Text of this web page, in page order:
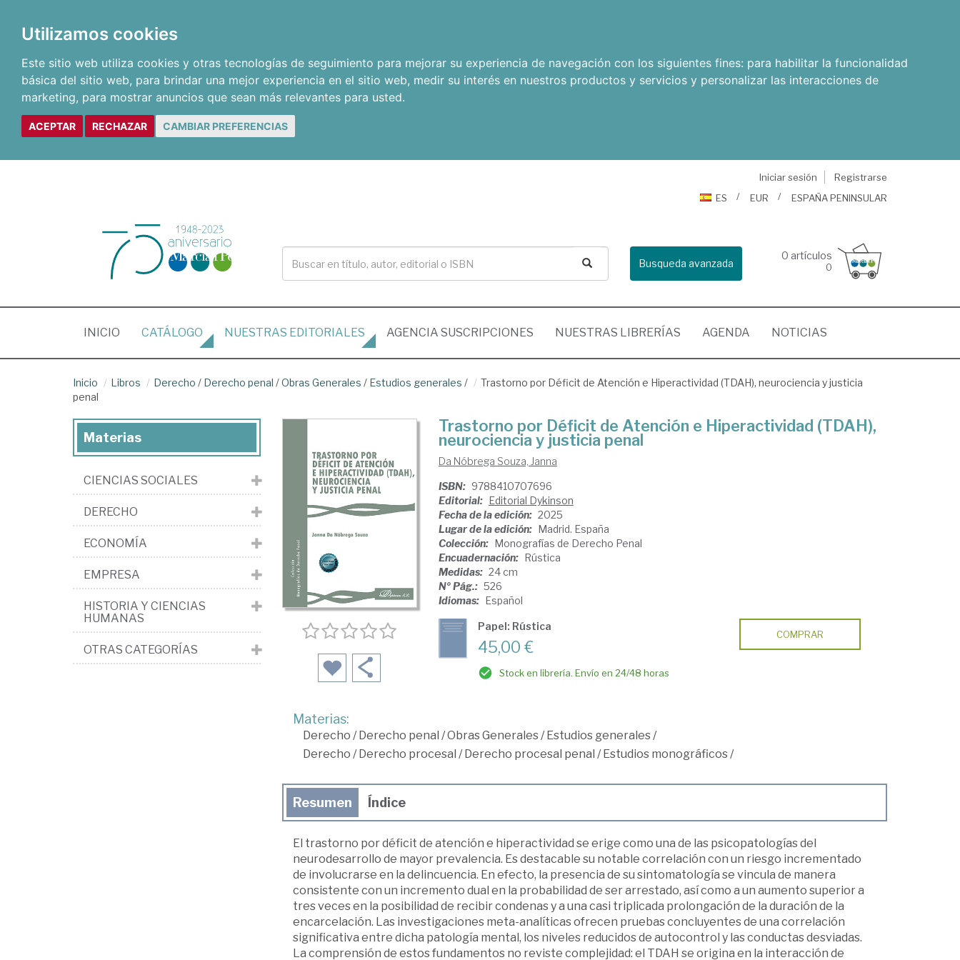
Utilizamos cookies
Este sitio web utiliza cookies y otras tecnologías de seguimiento para mejorar su experiencia de navegación con los siguientes fines: para habilitar la funcionalidad
básica del sitio web, para brindar una mejor experiencia en el sitio web, medir su interés en nuestros productos y servicios y personalizar las interacciones de
marketing, para mostrar anuncios que sean más relevantes para usted.
ACEPTAR RECHAZAR CAMBIAR PREFERENCIAS
Iniciar sesión
Registrarse
ES
EUR ESPAÑA PENINSULAR
Busqueda avanzada
0 artículos
0
INICIO (CURRENT)
CATÁLOGO NUESTRAS EDITORIALES AGENCIA SUSCRIPCIONES NUESTRAS LIBRERÍAS AGENDA NOTICIAS
Inicio Libros Derecho / Derecho penal /Obras Generales / Estudios generales /
Trastorno por Déficit de Atención e Hiperactividad (TDAH), neurociencia y justicia
penal
Trastorno por Déficit de Atención e Hiperactividad (TDAH),
neurociencia y justicia penal
Da Nóbrega Souza, Janna
ISBN: 9788410707696
Editorial: Editorial Dykinson
Fecha de la edición: 2025
Lugar de la edición: Madrid. España
Colección: Monografías de Derecho Penal
Encuadernación: Rústica
Medidas: 24 cm
Nº Pág.: 526
Idiomas: Español
Papel: Rústica
45,00 €
Stock en librería. Envío en 24/48 horas
COMPRAR
Materias:
Derecho /Derecho penal /Obras Generales/Estudios generales/
Derecho /Derecho procesal /Derecho procesal penal /Estudios monográficos/
Resumen Índice
El trastorno por déficit de atención e hiperactividad se erige como una de las psico­patologías del
neurodesarrollo de mayor prevalencia. Es destacable su notable correlación con un riesgo incrementado
de involucrarse en la delincuencia. En efecto, la presencia de su sintomatología se vincula de manera
consistente con un incremento dual en la probabilidad de ser arrestado, así como a un aumento superior a
tres veces en la posibilidad de recibir condenas y a una casi triplicada prolongación de la duración de la
encarcelación. Las investigaciones meta-analíticas ofrecen pruebas concluyentes de una correlación
significativa entre dicha patología mental, los niveles reducidos de autocontrol y las conductas desviadas.
La comprensión de estos fundamentos no reviste complejidad: el TDAH se origina en la interacción de
Materias
CIENCIAS SOCIALES
DERECHO
ECONOMÍA
EMPRESA
HISTORIA Y CIENCIAS
HUMANAS
OTRAS CATEGORÍAS